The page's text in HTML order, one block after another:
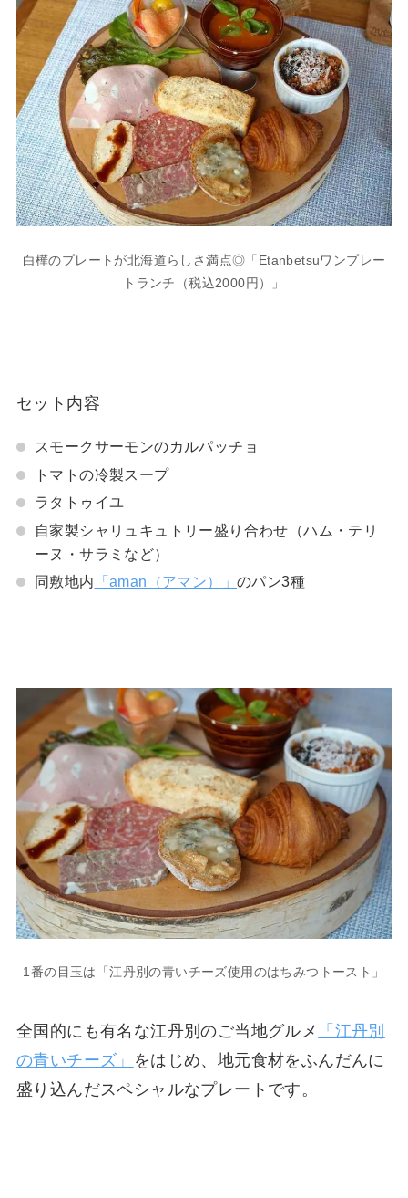
白樺のプレートが北海道らしさ満点◎「Etanbetsuワンプレー
トランチ（税込2000円）」
セット内容
スモークサーモンのカルパッチョ
トマトの冷製スープ
ラタトゥイユ
自家製シャリュキュトリー盛り合わせ（ハム・テリ
ーヌ・サラミなど）
同敷地内 「aman（アマン）」 のパン3種
1番の目玉は「江丹別の青いチーズ使用のはちみつトースト」
全国的にも有名な江丹別のご当地グルメ
「江丹別
の青いチーズ」
をはじめ、地元食材をふんだんに
盛り込んだスペシャルなプレートです。